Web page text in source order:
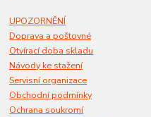
UPOZORNĚNÍ
Doprava a poštovné
Otvírací doba skladu
Návody ke stažení
Servisní organizace
Obchodní podmínky
Ochrana soukromí